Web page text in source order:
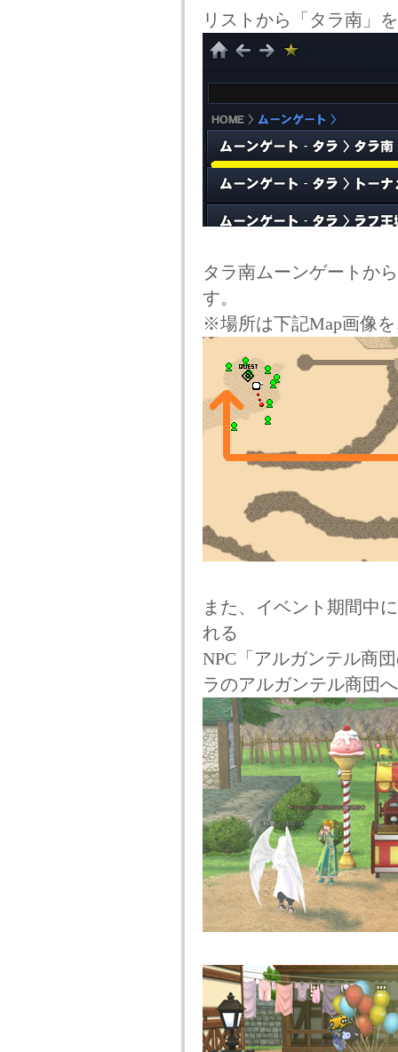
リストから「タラ南」
タラ南ムーンゲートか
す。
※場所は下記Map画像
また、イベント期間中
れる
NPC「アルガンテル商
ラのアルガンテル商団